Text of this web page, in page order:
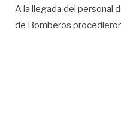
A la llegada del personal
de Bomberos